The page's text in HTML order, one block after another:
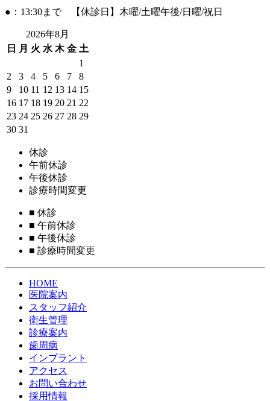
●：13:30まで 【休診日】木曜/土曜午後/日曜/祝日
2026年8月
日
月 火 水 木 金 土
1
2
3 4 5 6 7
8
9
10 11 12 13 14 15
16 17 18 19 20 21 22
23 24 25 26 27 28 29
30 31
休診
午前休診
午後休診
診療時間変更
■ 休診
■ 午前休診
■ 午後休診
■ 診療時間変更
HOME
医院案内
スタッフ紹介
衛生管理
診療案内
歯周病
インプラント
アクセス
お問い合わせ
採用情報